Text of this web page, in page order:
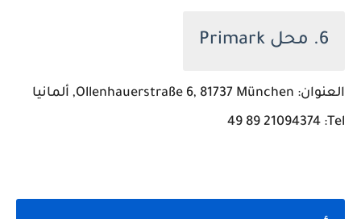
6. محل Primark
العنوان: Ollenhauerstraße 6, 81737 München, ألمانيا
Tel: ‏‪49 89 21094374‬‏